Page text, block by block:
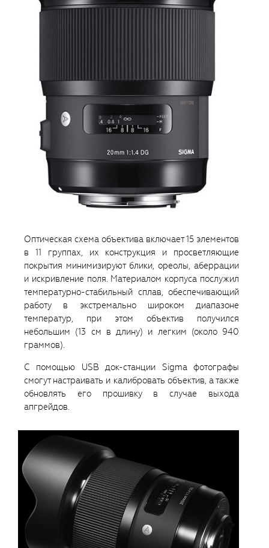
Оптическая схема объектива включает 15 элементов
в 11 группах, их конструкция и просветляющие
покрытия минимизируют блики, ореолы, аберрации
и искривление поля. Материалом корпуса послужил
температурно-стабильный сплав, обеспечивающий
работу в экстремально широком диапазоне
температур, при этом объектив получился
небольшим (13 см в длину) и легким (около 940
граммов).
С помощью USB док-станции Sigma фотографы
смогут настраивать и калибровать объектив, а также
обновлять его прошивку в случае выхода
апгрейдов.